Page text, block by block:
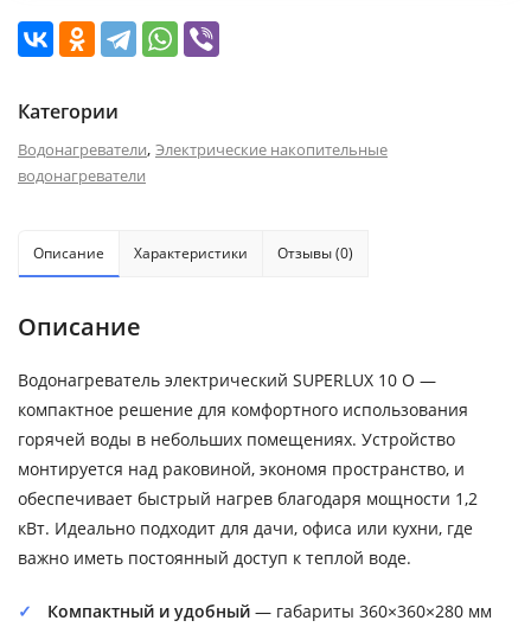
Категории
Водонагреватели, Электрические накопительные
водонагреватели
Описание Характеристики Отзывы (0)
Описание
Водонагреватель электрический SUPERLUX 10 O —
компактное решение для комфортного использования
горячей воды в небольших помещениях. Устройство
монтируется над раковиной, экономя пространство, и
обеспечивает быстрый нагрев благодаря мощности 1,2
кВт. Идеально подходит для дачи, офиса или кухни, где
важно иметь постоянный доступ к теплой воде.
Компактный и удобный — габариты 360×360×280 мм